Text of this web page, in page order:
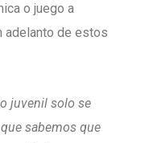
o juego a
adelanto de estos
juvenil solo se
sabemos que